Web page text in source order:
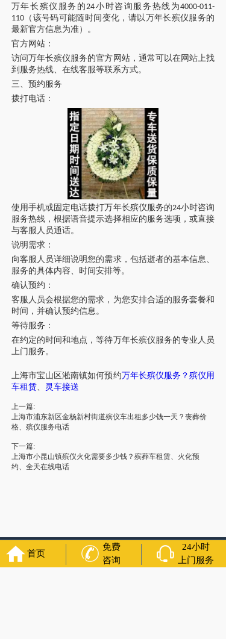
万年长殡仪服务的24小时咨询服务热线为4000-011-
110（该号码可能随时间变化，请以万年长殡仪服务的
最新官方信息为准）。
官方网站：
访问万年长殡仪服务的官方网站，通常可以在网站上找
到服务热线、在线客服等联系方式。
三、预约服务
拨打电话：
使用手机或固定电话拨打万年长殡仪服务的24小时咨询
服务热线，根据语音提示选择相应的服务选项，或直接
与客服人员通话。
说明需求：
向客服人员详细说明您的需求，包括逝者的基本信息、
服务的具体内容、时间安排等。
确认预约：
客服人员会根据您的需求，为您安排合适的服务套餐和
时间，并确认预约信息。
等待服务：
在约定的时间和地点，等待万年长殡仪服务的专业人员
上门服务。
上海市宝山区淞南镇如何预约万年长殡仪服务 ？殡仪用
车租赁、 灵车接送
上一篇:
上海市浦东新区金杨新村街道殡仪车出租多少钱一天？丧葬价
格、殡仪服务电话
下一篇:
上海市小昆山镇殡仪火化需要多少钱？殡葬车租赁、火化预
约、全天在线电话
友情链接： 苏州丧葬公司 石家庄殡葬一条龙 长沙殡
葬服务公司南昌青山湖灵车转运呼和浩特灵车出租公司哈尔
首页
免费
咨询
24小时
上门服务